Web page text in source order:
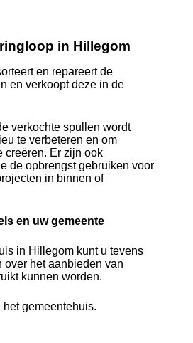
in Hillegom
en repareert de
en verkoopt deze in de
verkochte spullen wordt
te verbeteren en om
creëren. Er zijn ook
de opbrengst gebruiken voor
in binnen of
en uw gemeente
in Hillegom kunt u tevens
over het aanbieden van
kunnen worden.
het gemeentehuis.